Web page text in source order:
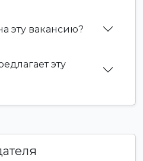
эту вакансию?
эту